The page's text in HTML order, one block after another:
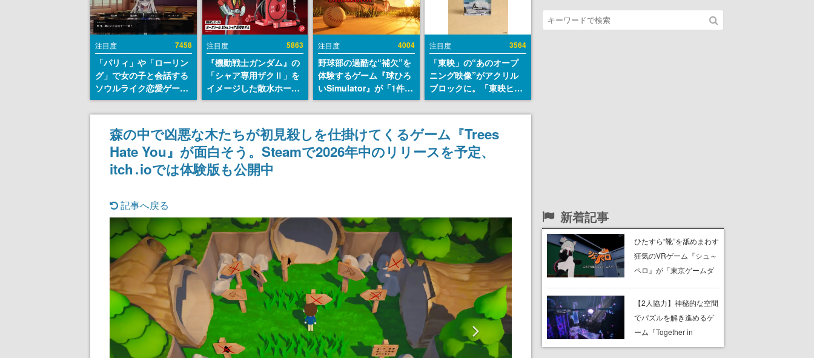
注目度 7458
「パリィ」や「ローリン
グ」で女の子と会話する
ソウルライク恋愛ゲーム
『小早川さんはソウルラ
イク』無料公開。返事に
失敗すると「YOU
DIED」
注目度 5863
『機動戦士ガンダム』の
「シャア専用ザクⅡ」を
イメージした散水ホース
リールが予約開始。本体
にはシャアのパーソナル
マークやジオン公国軍の
エンブレム、型式番号な
どを配置
注目度 4004
野球部の過酷な“補欠”を
体験するゲーム『球ひろ
いSimulator』が「1件」
のウィッシュリストをも
とにチェコ語に対応し
SNSで話題に。『キング
ダム・カム』開発元やチ
ェコのプロ野球選手から
注目度 3564
「東映」の“あのオープ
ニング映像”がアクリル
ブロックに。「東映ヒス
トリカル グッズコレクシ
ョン」が8月下旬より発
森の中で凶悪な木たちが初見殺しを仕掛けてくるゲーム『Trees
Hate You』が面白そう。Steamで2026年中のリリースを予定、
itch․ioでは体験版も公開中
記事へ戻る
新着記事
ひたすら“靴”を舐めまわす
狂気のVRゲーム『シュ～
ペロ』が「東京ゲームダ
ャッチコピーは「三度の
飯より靴を舐めよう」と
前のめり。公式アカウン
【2人協力】神秘的な空間
でパズルを解き進めるゲ
ーム『Together in
Forgotten Lands』が本日